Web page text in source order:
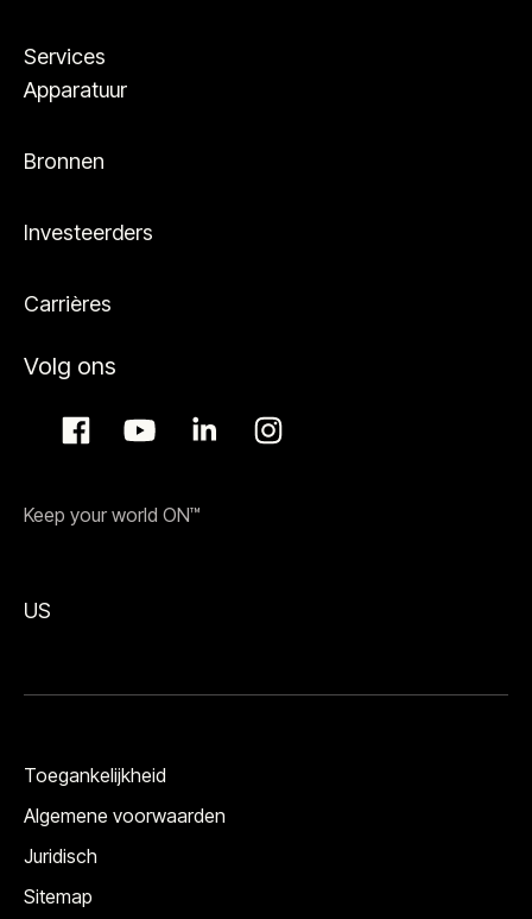
Services
Apparatuur
Bronnen
Investeerders
Carrières
Volg ons
Keep your world ON™
US
Toegankelijkheid
Algemene voorwaarden
Juridisch
Sitemap